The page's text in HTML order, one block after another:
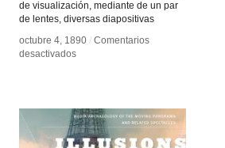
de visualización, mediante de un par
de lentes, diversas diapositivas
octubre 4, 1890 / Comentarios
desactivadosen
octubre 4, 1890 / Comentarios
desactivadosen